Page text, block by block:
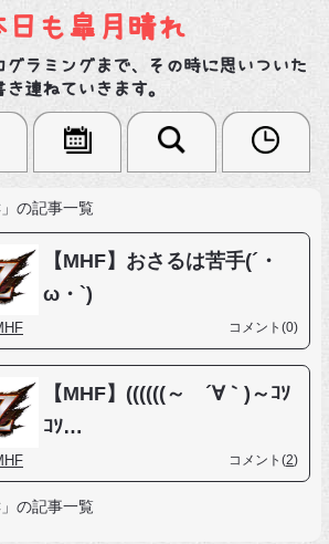
日も皐月晴れ
グラミングまで、その時に思いついた
連ねていきます。
の記事一覧
【MHF】おさるは苦手(´・
ω・`)
コメント(0)
【MHF】((((((～ ´∀｀)～ｺｿ
ｺｿ…
コメント(2)
の記事一覧